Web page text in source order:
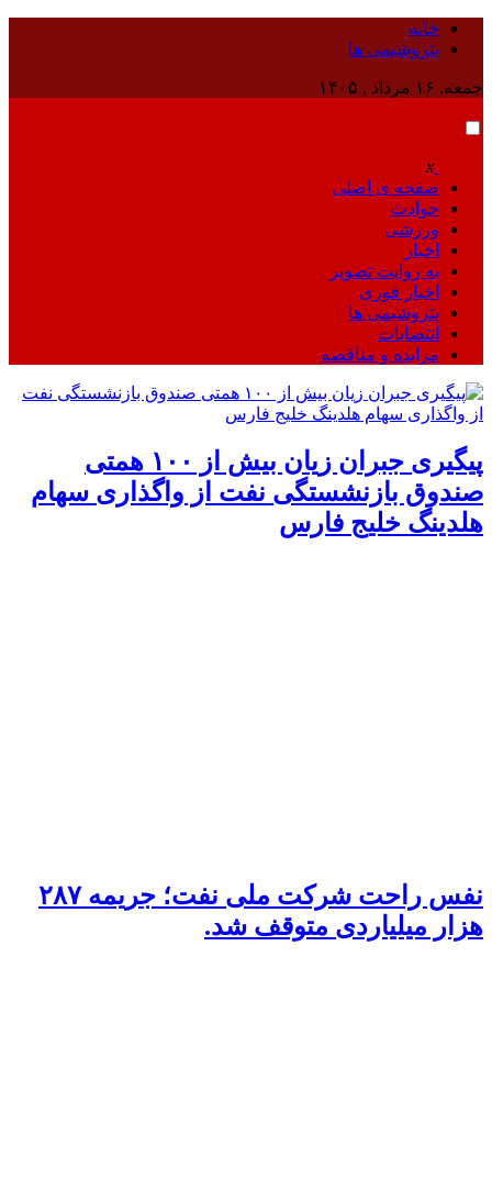
خانه
پتروشيمى ها
جمعه, ۱۶ مرداد , ۱۴۰۵
x
صفحه ی اصلی
حوادث
ورزشی
اخبار
به روایت تصویر
اخبار فوری
پتروشيمى ها
انتصابات
مزایده و مناقصه
پیگیری جبران زیان بیش از ۱۰۰ همتی
صندوق بازنشستگی نفت از واگذاری سهام
هلدینگ خلیج فارس
نفس راحت شرکت ملی نفت؛ جریمه ۲۸۷
هزار میلیاردی متوقف شد.